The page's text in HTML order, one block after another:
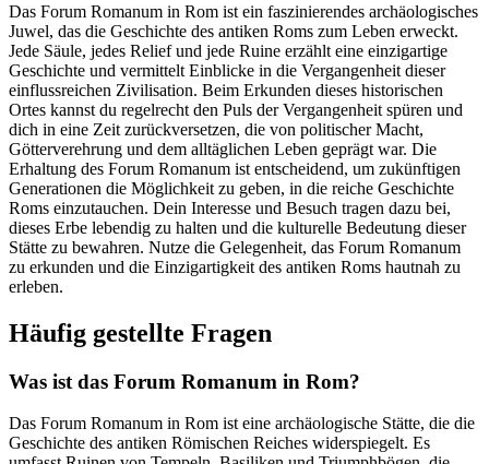
Das Forum Romanum in Rom ist ein faszinierendes archäologisches
Juwel, das die Geschichte des antiken Roms zum Leben erweckt.
Jede Säule, jedes Relief und jede Ruine erzählt eine einzigartige
Geschichte und vermittelt Einblicke in die Vergangenheit dieser
einflussreichen Zivilisation. Beim Erkunden dieses historischen
Ortes kannst du regelrecht den Puls der Vergangenheit spüren und
dich in eine Zeit zurückversetzen, die von politischer Macht,
Götterverehrung und dem alltäglichen Leben geprägt war. Die
Erhaltung des Forum Romanum ist entscheidend, um zukünftigen
Generationen die Möglichkeit zu geben, in die reiche Geschichte
Roms einzutauchen. Dein Interesse und Besuch tragen dazu bei,
dieses Erbe lebendig zu halten und die kulturelle Bedeutung dieser
Stätte zu bewahren. Nutze die Gelegenheit, das Forum Romanum
zu erkunden und die Einzigartigkeit des antiken Roms hautnah zu
erleben.
Häufig gestellte Fragen
Was ist das Forum Romanum in Rom?
Das Forum Romanum in Rom ist eine archäologische Stätte, die die
Geschichte des antiken Römischen Reiches widerspiegelt. Es